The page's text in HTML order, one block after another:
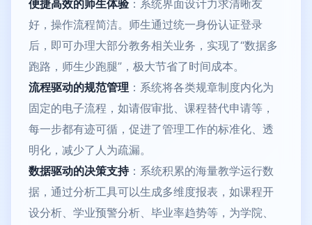
便捷高效的师生体验 ：系统界面设计力求清晰友
好，操作流程简洁。师生通过统一身份认证登录
后，即可办理大部分教务相关业务，实现了“数据多
跑路，师生少跑腿”，极大节省了时间成本。
流程驱动的规范管理 ：系统将各类规章制度内化为
固定的电子流程，如请假审批、课程替代申请等，
每一步都有迹可循，促进了管理工作的标准化、透
明化，减少了人为疏漏。
数据驱动的决策支持：系统积累的海量教学运行数
据，通过分析工具可以生成多维度报表，如课程开
设分析、学业预警分析、毕业率趋势等，为学院、